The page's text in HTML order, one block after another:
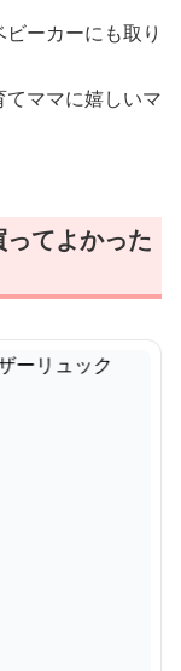
ーカーにも取り
ママに嬉しいマ
てよかった